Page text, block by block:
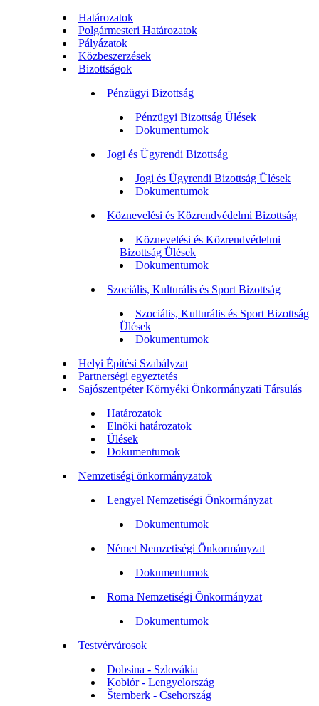
Határozatok
Polgármesteri Határozatok
Pályázatok
Közbeszerzések
Bizottságok
Pénzügyi Bizottság
Pénzügyi Bizottság Ülések
Dokumentumok
Jogi és Ügyrendi Bizottság
Jogi és Ügyrendi Bizottság Ülések
Dokumentumok
Köznevelési és Közrendvédelmi Bizottság
Köznevelési és Közrendvédelmi
Bizottság Ülések
Dokumentumok
Szociális, Kulturális és Sport Bizottság
Szociális, Kulturális és Sport Bizottság
Ülések
Dokumentumok
Helyi Építési Szabályzat
Partnerségi egyeztetés
Sajószentpéter Környéki Önkormányzati Társulás
Határozatok
Elnöki határozatok
Ülések
Dokumentumok
Nemzetiségi önkormányzatok
Lengyel Nemzetiségi Önkormányzat
Dokumentumok
Német Nemzetiségi Önkormányzat
Dokumentumok
Roma Nemzetiségi Önkormányzat
Dokumentumok
Testvérvárosok
Dobsina - Szlovákia
Kobiór - Lengyelország
Šternberk - Csehország